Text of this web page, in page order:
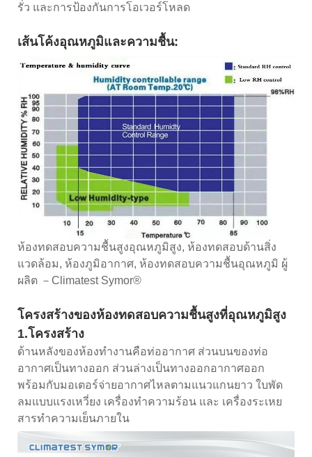
รั่ว และการป้องกันการโอเวอร์โหลด
เส้นโค้งอุณหภูมิและความชื้น:
ห้องทดสอบความชื้นสูงอุณหภูมิสูง, ห้องทดสอบด้านสิ่ง
แวดล้อม, ห้องภูมิอากาศ, ห้องทดสอบความชื้นอุณหภูมิ ผู้
ผลิต －Climatest Symor®
โครงสร้างของห้องทดสอบความชื้นสูงที่อุณหภูมิสูง
1.โครงสร้าง
ด้านหลังของห้องทำงานคือท่ออากาศ ส่วนบนของท่อ
อากาศเป็นทางออก ส่วนล่างเป็นทางออกอากาศออก
พร้อมกับมอเตอร์จ่ายอากาศไหลตามแนวแกนยาว ใบพัด
ลมแบบแรงเหวี่ยง เครื่องทำความร้อน และ เครื่องระเหย
สารทำความเย็นภายใน